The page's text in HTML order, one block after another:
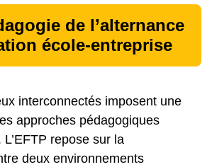
de l’alternance
école-entreprise
interconnectés imposent une
approches pédagogiques
repose sur la
deux environnements